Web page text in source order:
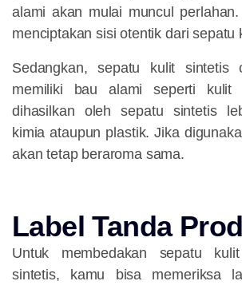
alami akan mulai muncul
menciptakan sisi otentik dari sepatu
Sedangkan, sepatu kulit sintetis
memiliki bau alami seperti kulit
dihasilkan oleh sepatu sintetis
kimia ataupun plastik. Jika
akan tetap beraroma sama.
Label Tanda
Untuk membedakan sepatu
sintetis, kamu bisa memeriksa